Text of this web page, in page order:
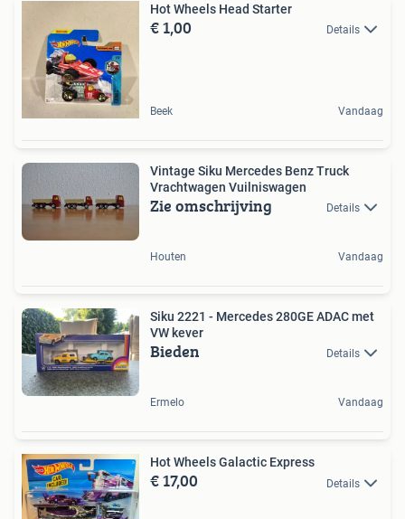
Hot Wheels Head Starter
€ 1,00 Details
Beek Vandaag
Vintage Siku Mercedes Benz Truck
Vrachtwagen Vuilniswagen
Zie omschrijving Details
Houten Vandaag
Siku 2221 - Mercedes 280GE ADAC met
VW kever
Bieden Details
Ermelo Vandaag
Hot Wheels Galactic Express
€ 17,00 Details